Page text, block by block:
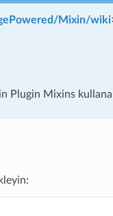
Mixin/wiki
Plugin Mixins